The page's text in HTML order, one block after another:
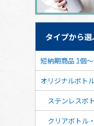
タイプから選
短納期商品 1個〜
オリジナルボト
ステンレスボ
クリアボトル